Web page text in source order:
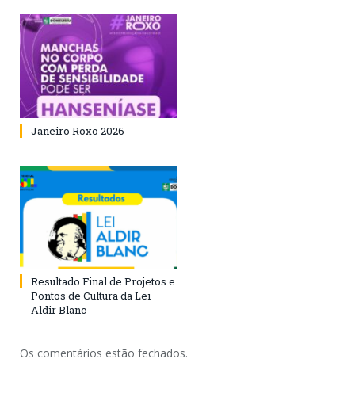
Janeiro Roxo 2026
Resultado Final de Projetos e
Pontos de Cultura da Lei
Aldir Blanc
Os comentários estão fechados.